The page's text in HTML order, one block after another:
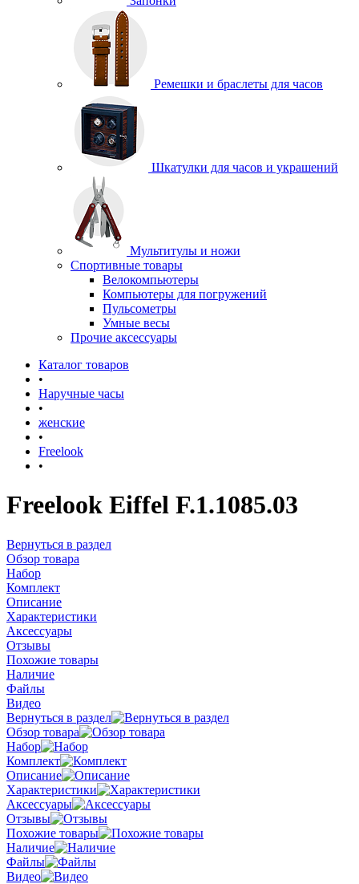
Ремешки и браслеты для часов
Шкатулки для часов и украшений
Мультитулы и ножи
Спортивные товары
Велокомпьютеры
Компьютеры для погружений
Пульсометры
Умные весы
Прочие аксессуары
Каталог товаров
•
Наручные часы
•
женские
•
Freelook
•
Freelook Eiffel F.1.1085.03
Вернуться в раздел
Обзор товара
Набор
Комплект
Описание
Характеристики
Аксессуары
Отзывы
Похожие товары
Наличие
Файлы
Видео
Вернуться в раздел
Обзор товара
Набор
Комплект
Описание
Характеристики
Аксессуары
Отзывы
Похожие товары
Наличие
Файлы
Видео